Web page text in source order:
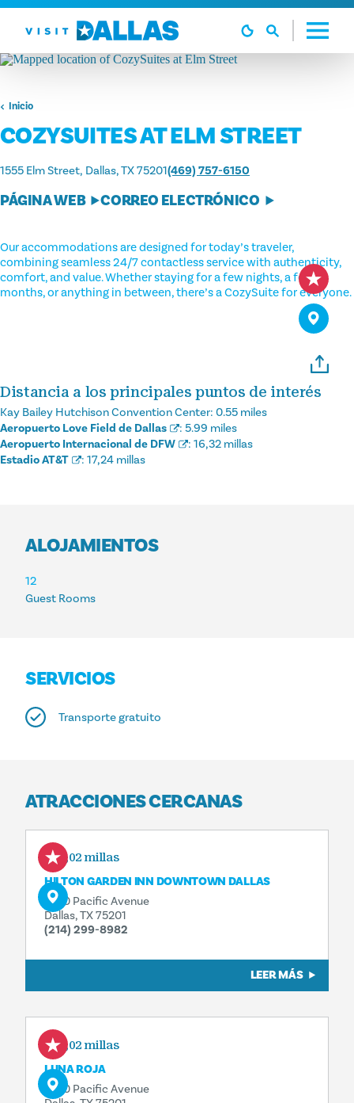
Ir al contenido
Inicio
COZYSUITES AT ELM STREET
1555 Elm Street Dallas, TX 75201(469) 757-6150
PÁGINA WEB CORREO ELECTRÓNICO
Our accommodations are designed for today’s traveler,
combining seamless 24/7 contactless service with authenticity,
comfort, and value. Whether staying for a few nights, a few
months, or anything in between, there’s a CozySuite for everyone.
Distancia a los principales puntos de interés
Kay Bailey Hutchison Convention Center: 0.55 miles
Aeropuerto Love Field de Dallas
: 5.99 miles
Aeropuerto Internacional de DFW
: 16,32 millas
Estadio AT&T
: 17,24 millas
ALOJAMIENTOS
ALOJAMIENTOS
Guest Rooms
12
SERVICIOS
Transporte gratuito
ATRACCIONES CERCANAS
0,02 millas
HILTON GARDEN INN DOWNTOWN DALLAS
1600 Pacific Avenue
Dallas, TX 75201
(214) 299-8982
LEER MÁS
0,02 millas
LUNA ROJA
1600 Pacific Avenue